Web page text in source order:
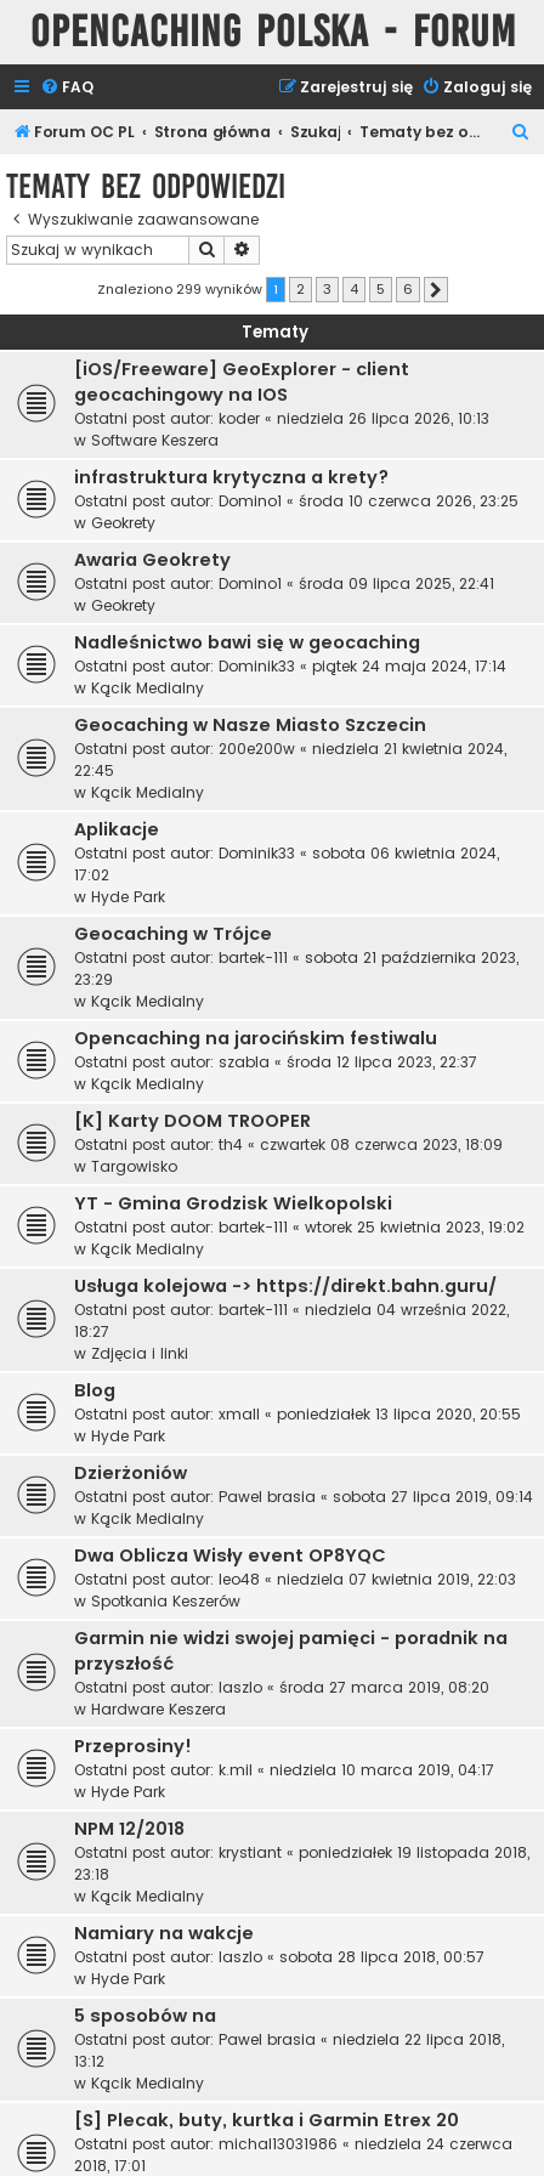
Opencaching Polska - Forum
FAQ Zaloguj się
Zarejestruj się
Forum OC PL Strona główna Szukaj Tematy bez odpowiedzi
Tematy bez odpowiedzi
Wyszukiwanie zaawansowane
Szukaj
Znaleziono 299 wyników 1 2 3 4 5 6
Tematy
[iOS/Freeware] GeoExplorer - client
geocachingowy na IOS
Ostatni post autor: koder « niedziela 26 lipca 2026, 10:13
w Software Keszera
infrastruktura krytyczna a krety?
Ostatni post autor: Domino1 « środa 10 czerwca 2026, 23:25
w Geokrety
Awaria Geokrety
Ostatni post autor: Domino1 « środa 09 lipca 2025, 22:41
w Geokrety
Nadleśnictwo bawi się w geocaching
Ostatni post autor: Dominik33 « piątek 24 maja 2024, 17:14
w Kącik Medialny
Geocaching w Nasze Miasto Szczecin
Ostatni post autor: 200e200w « niedziela 21 kwietnia 2024,
22:45
w Kącik Medialny
Aplikacje
Ostatni post autor: Dominik33 « sobota 06 kwietnia 2024,
17:02
w Hyde Park
Geocaching w Trójce
Ostatni post autor: bartek-111 « sobota 21 października 2023,
23:29
w Kącik Medialny
Opencaching na jarocińskim festiwalu
Ostatni post autor: szabla « środa 12 lipca 2023, 22:37
w Kącik Medialny
[K] Karty DOOM TROOPER
Ostatni post autor: th4 « czwartek 08 czerwca 2023, 18:09
w Targowisko
YT - Gmina Grodzisk Wielkopolski
Ostatni post autor: bartek-111 « wtorek 25 kwietnia 2023, 19:02
w Kącik Medialny
Usługa kolejowa -> https://direkt.bahn.guru/
Ostatni post autor: bartek-111 « niedziela 04 września 2022,
18:27
w Zdjęcia i linki
Blog
Ostatni post autor: xmall « poniedziałek 13 lipca 2020, 20:55
w Hyde Park
Dzierżoniów
Ostatni post autor: Pawel brasia « sobota 27 lipca 2019, 09:14
w Kącik Medialny
Dwa Oblicza Wisły event OP8YQC
Ostatni post autor: leo48 « niedziela 07 kwietnia 2019, 22:03
w Spotkania Keszerów
Garmin nie widzi swojej pamięci - poradnik na
przyszłość
Ostatni post autor: laszlo « środa 27 marca 2019, 08:20
w Hardware Keszera
Przeprosiny!
Ostatni post autor: k.mil « niedziela 10 marca 2019, 04:17
w Hyde Park
NPM 12/2018
Ostatni post autor: krystiant « poniedziałek 19 listopada 2018,
23:18
w Kącik Medialny
Namiary na wakcje
Ostatni post autor: laszlo « sobota 28 lipca 2018, 00:57
w Hyde Park
5 sposobów na
Ostatni post autor: Pawel brasia « niedziela 22 lipca 2018,
13:12
w Kącik Medialny
[S] Plecak, buty, kurtka i Garmin Etrex 20
Ostatni post autor: michal13031986 « niedziela 24 czerwca
2018, 17:01